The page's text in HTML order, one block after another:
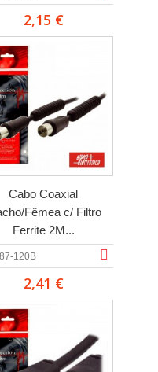
2,15 €
Cabo Coaxial
Fêmea c/ Filtro
Ferrite 2M...
87-120B
2,41 €